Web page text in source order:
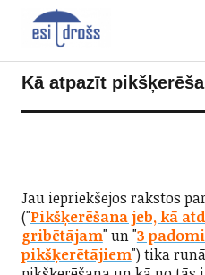
Kā atpazīt
Jau iepriekšējos rakstos
("Pikšķerēšana jeb, kā
gribētājam" un "3
pikšķerētājiem") tika